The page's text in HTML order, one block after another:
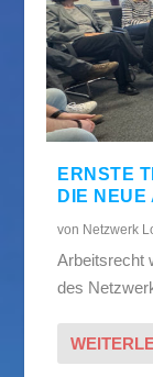
ERNSTE
DIE
von Netzwerk
Arbeitsrecht
des